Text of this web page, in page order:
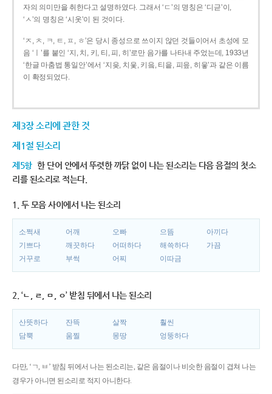
자의 의미만을 취한다고 설명하였다. 그래서 ‘ㄷ’의 명칭은 ‘디귿’이,
‘ㅅ’의 명칭은 ‘시옷’이 된 것이다.
‘ㅈ, ㅊ, ㅋ, ㅌ, ㅍ, ㅎ’은 당시 종성으로 쓰이지 않던 것들이어서 초성에 모
음 ‘ㅣ’를 붙인 ‘지, 치, 키, 티, 피, 히’로만 음가를 나타내 주었는데, 1933년
‘한글 마춤법 통일안’에서 ‘지읒, 치읓, 키읔, 티읕, 피읖, 히읗’과 같은 이름
이 확정되었다.
제3장 소리에 관한 것
제1절 된소리
제5항 한 단어 안에서 뚜렷한 까닭 없이 나는 된소리는 다음 음절의 첫소
리를 된소리로 적는다.
1. 두 모음 사이에서 나는 된소리
소쩍새 어깨 오빠 으뜸
아끼다
기쁘다
깨끗하다 어떠하다 해쓱하다
가끔
거꾸로
부썩 어찌 이따금
2. ‘ㄴ, ㄹ, ㅁ, ㅇ’ 받침 뒤에서 나는 된소리
산뜻하다 잔뜩 살짝
훨씬
담뿍
움찔 몽땅 엉뚱하다
다만, ‘ㄱ, ㅂ’ 받침 뒤에서 나는 된소리는, 같은 음절이나 비슷한 음절이 겹쳐 나는
경우가 아니면 된소리로 적지 아니한다.